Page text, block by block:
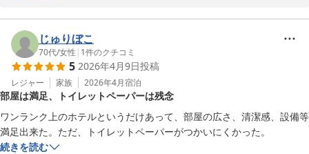
お部屋やバスルームで快適に過ごせましたこと、心より嬉しく思い
ます。また、アメニティの充実さやコストパフォーマンスに関しま
してもたくさんのお褒めの言葉をいただき、スタッフ一同大変嬉し
く思います。
今後もお客様が快適にお過ごしいただけるホテルを目指し、スタッ
フ一同サービスの向上に努めてまいります。
また熊本にお越しの際は、ぜひご利用くださいませ。またお会いで
きる日をスタッフ一同心よりお待ちしております。
じゅりぼこ
70代/女性 | 1件のクチコミ
5 2026年4月9日投稿
レジャー 家族 2026年4月宿泊
部屋は満足、トイレットペーパーは残念
ワンランク上のホテルというだけあって、部屋の広さ、清潔感、設備等
満足出来た。ただ、トイレットペーパーがつかいにくかった。
続きを読む